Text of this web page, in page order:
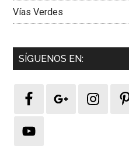
Vías Verdes
SÍGUENOS EN: